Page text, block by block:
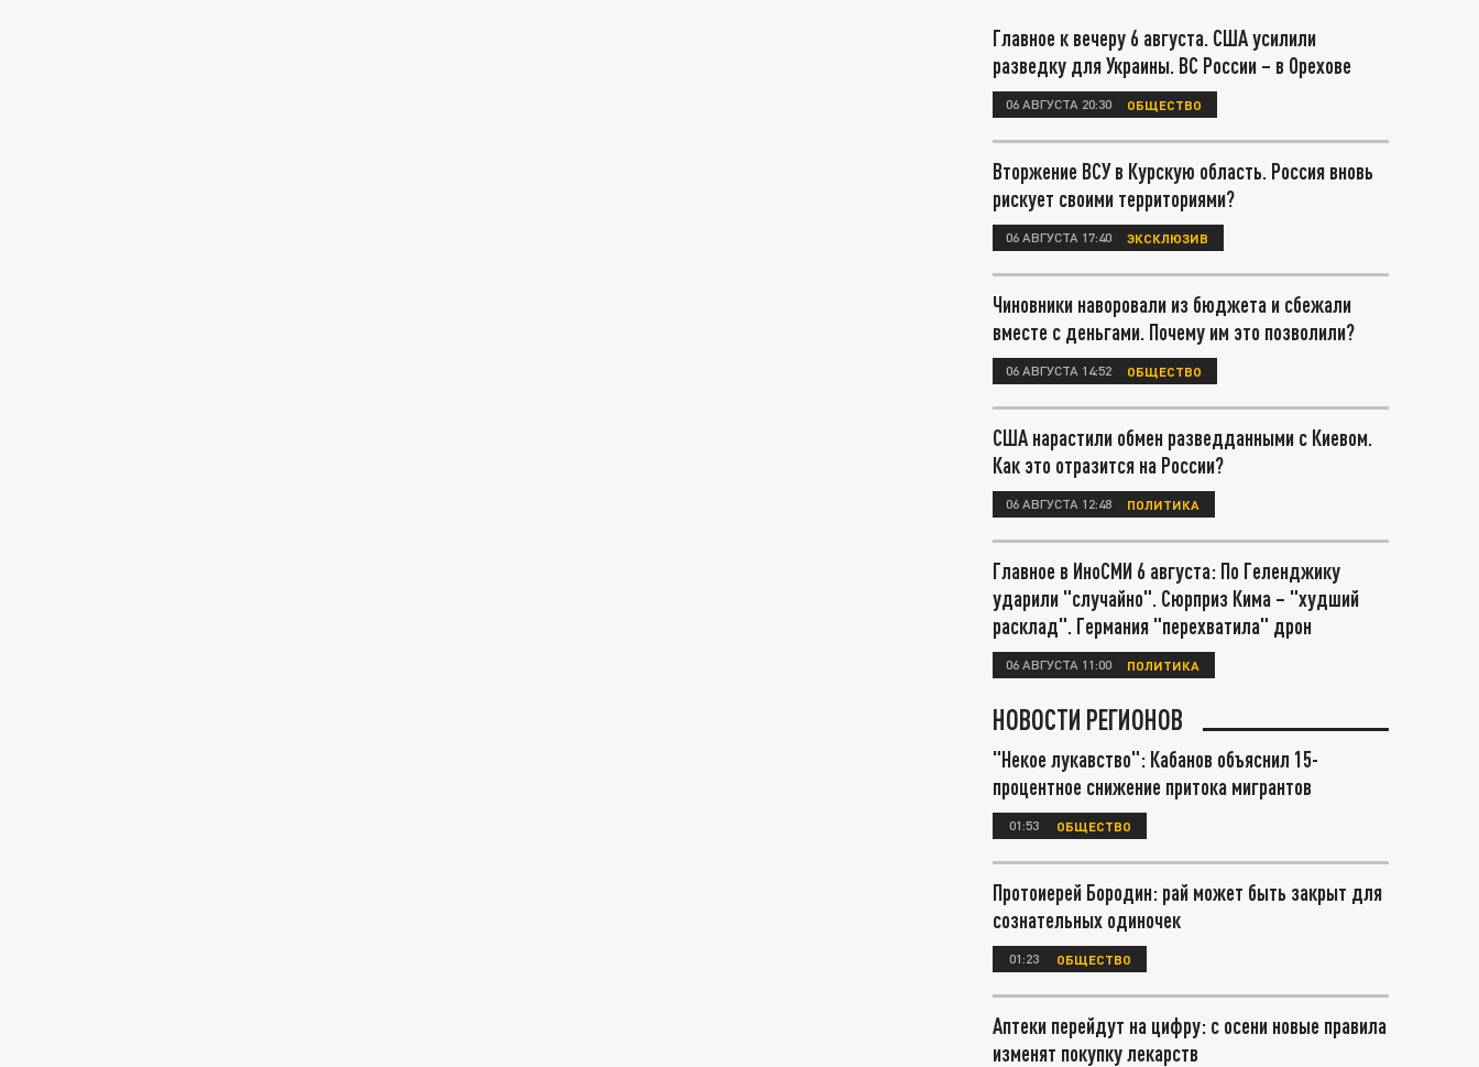
Главное к вечеру 6 августа. США усилили
разведку для Украины. ВС России – в Орехове
06 АВГУСТА 20:30 ОБЩЕСТВО
Вторжение ВСУ в Курскую область. Россия вновь
рискует своими территориями?
06 АВГУСТА 17:40 ЭКСКЛЮЗИВ
Чиновники наворовали из бюджета и сбежали
вместе с деньгами. Почему им это позволили?
06 АВГУСТА 14:52 ОБЩЕСТВО
США нарастили обмен разведданными с Киевом.
Как это отразится на России?
06 АВГУСТА 12:48 ПОЛИТИКА
Главное в ИноСМИ 6 августа: По Геленджику
ударили "случайно". Сюрприз Кима – "худший
расклад". Германия "перехватила" дрон
06 АВГУСТА 11:00 ПОЛИТИКА
НОВОСТИ РЕГИОНОВ
"Некое лукавство": Кабанов объяснил 15-
процентное снижение притока мигрантов
01:53 ОБЩЕСТВО
Протоиерей Бородин: рай может быть закрыт для
сознательных одиночек
01:23 ОБЩЕСТВО
Аптеки перейдут на цифру: с осени новые правила
изменят покупку лекарств